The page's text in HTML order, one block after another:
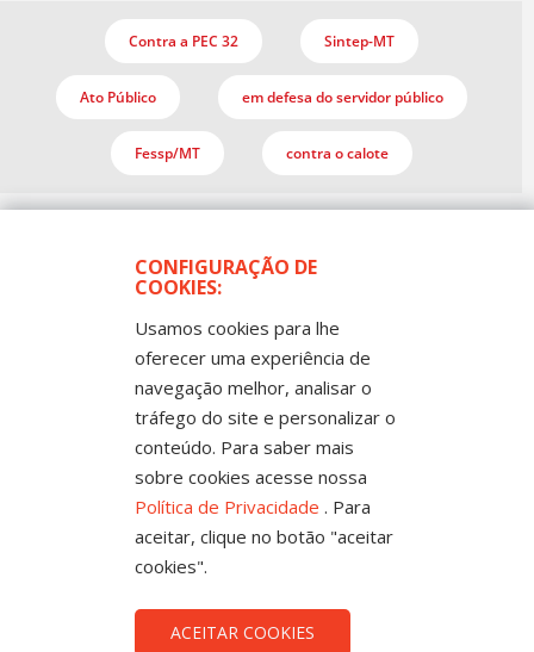
CONFIGURAÇÃO DE
COOKIES:
Usamos cookies para lhe
oferecer uma experiência de
navegação melhor, analisar o
tráfego do site e personalizar o
conteúdo. Para saber mais
sobre cookies acesse nossa
Política de Privacidade . Para
aceitar, clique no botão "aceitar
cookies".
ACEITAR COOKIES
Contra a PEC 32 Sintep-MT
Ato Público em defesa do servidor público
Fessp/MT contra o calote
Todos os Direitos Reservados
Sintep-MT - Sindicato dos Trabalhadores no Ensino
Público de Mato Grosso
Rua Mestre João Guimarães, 102 -
Fone: (65) 3317-4300 - 0800 654343 - Fax: 3317
4327